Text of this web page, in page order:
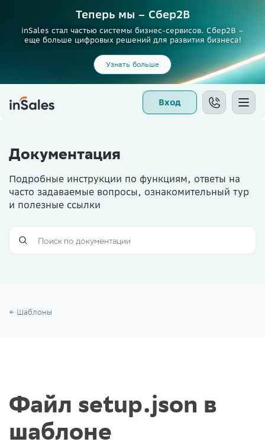
Теперь мы – Сбер2B
inSales стал частью системы бизнес-сервисов. Сбер2В –
еще больше цифровых решений для развития бизнеса!
Узнать больше
Вход
Документация
Подробные инструкции по функциям, ответы на
часто задаваемые вопросы, ознакомительный тур
и полезные ссылки
Шаблоны
Файл setup.json в
шаблоне